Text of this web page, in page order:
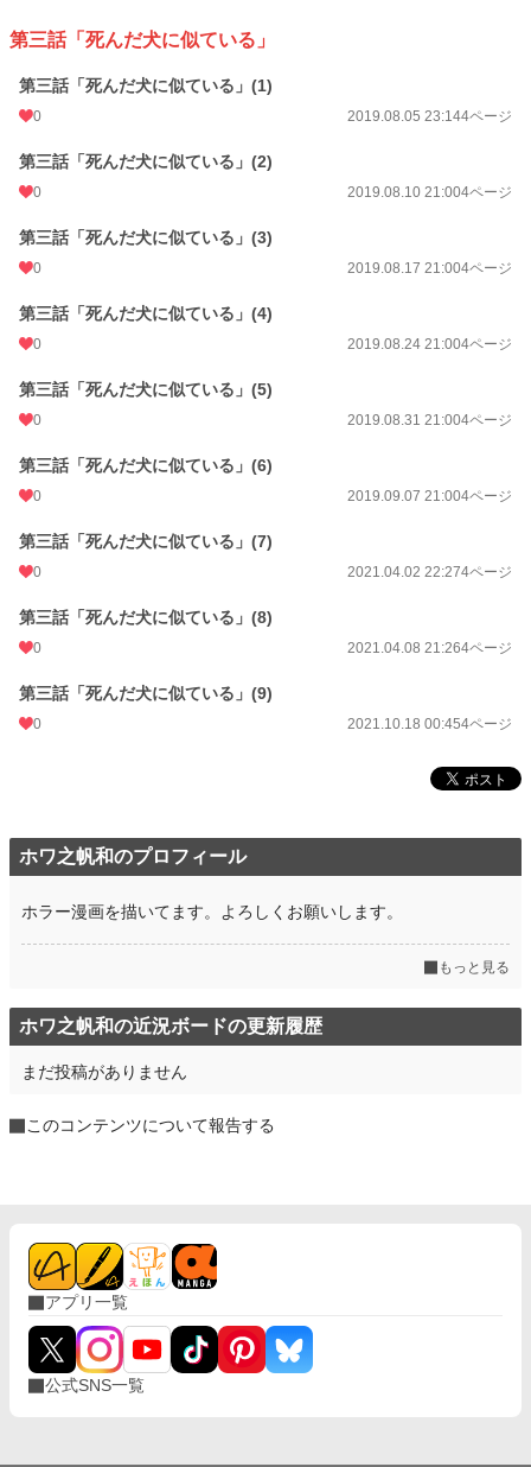
第三話「死んだ犬に似ている」
第三話「死んだ犬に似ている」(1)
0 2019.08.05 23:144ページ
第三話「死んだ犬に似ている」(2)
0 2019.08.10 21:004ページ
第三話「死んだ犬に似ている」(3)
0 2019.08.17 21:004ページ
第三話「死んだ犬に似ている」(4)
0 2019.08.24 21:004ページ
第三話「死んだ犬に似ている」(5)
0 2019.08.31 21:004ページ
第三話「死んだ犬に似ている」(6)
0 2019.09.07 21:004ページ
第三話「死んだ犬に似ている」(7)
0 2021.04.02 22:274ページ
第三話「死んだ犬に似ている」(8)
0 2021.04.08 21:264ページ
第三話「死んだ犬に似ている」(9)
0 2021.10.18 00:454ページ
ホワ之帆和のプロフィール
ホラー漫画を描いてます。よろしくお願いします。
もっと見る
ホワ之帆和の近況ボードの更新履歴
まだ投稿がありません
このコンテンツについて報告する
アプリ一覧
公式SNS一覧